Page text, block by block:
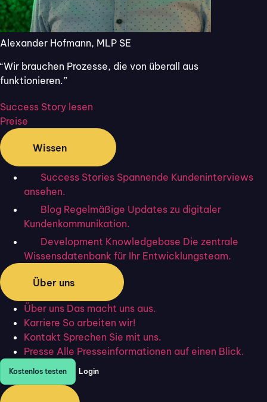
Alexander Hofmann, MLP SE
“Wir brauchen Prozesse, die von überall aus
funktionieren.”
Success Story lesen
Preise
Wissen
Success Stories Spannende Kundeninterviews
ansehen.
Blog Regelmäßige Updates zu digitaler
Kundenkommunikation.
Development Knowledgebase Die zentrale
Wissensdatenbank für Ihr Entwicklungsteam.
Über uns
Über uns Das macht uns aus.
Karriere So arbeiten wir!
Kontakt Sprechen Sie mit uns.
Presse Alle Presseinformationen auf einen Blick.
Kostenlos testen Login
Kostenlos testen Demo vereinbaren
Digitale Kundenkommunikation. Formulare, Unterschriften und
Nachrichten – per SMS, WhatsApp und E-Mail.
PRODUKT
Kommunikation
CRM Light
Analytics
Omnichannel
Automation
Vorlagen
Versicherung
Steuerberatung
Logistik
Gesundheit
Success Stories
Blog